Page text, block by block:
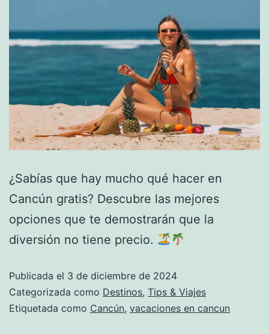
¿Sabías que hay mucho qué hacer en
Cancún gratis? Descubre las mejores
opciones que te demostrarán que la
diversión no tiene precio.
Publicada el 3 de diciembre de 2024
Categorizada como Destinos, Tips & Viajes
Etiquetada como Cancún, vacaciones en cancun